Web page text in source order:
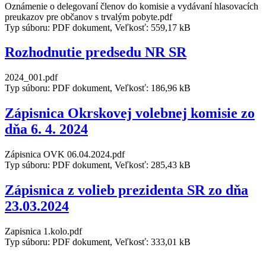
Oznámenie o delegovaní členov do komisie a vydávaní hlasovacích
preukazov pre občanov s trvalým pobyte.pdf
Typ súboru: PDF dokument, Veľkosť: 559,17 kB
Rozhodnutie predsedu NR SR
2024_001.pdf
Typ súboru: PDF dokument, Veľkosť: 186,96 kB
Zápisnica Okrskovej volebnej komisie zo
dňa 6. 4. 2024
Zápisnica OVK 06.04.2024.pdf
Typ súboru: PDF dokument, Veľkosť: 285,43 kB
Zápisnica z volieb prezidenta SR zo dňa
23.03.2024
Zapisnica 1.kolo.pdf
Typ súboru: PDF dokument, Veľkosť: 333,01 kB